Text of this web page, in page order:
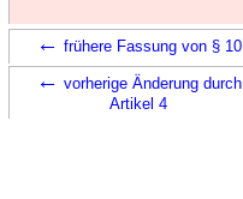
← frühere Fassung von § 10
← vorherige Änderung durch
Artikel 4